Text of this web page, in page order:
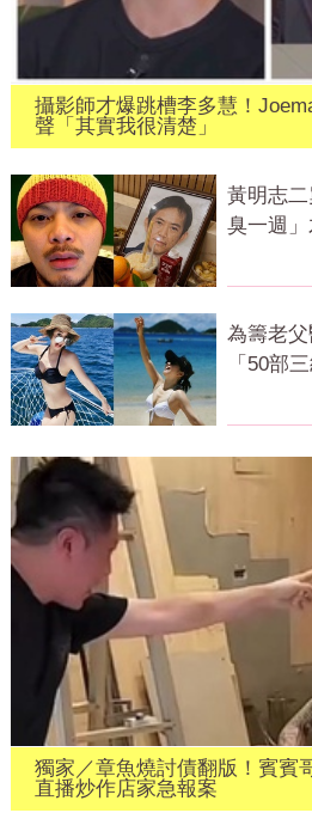
攝影師才爆跳槽李多慧！
聲「其實我很清楚」
黃明志
臭一週
為籌老
「50部
獨家／章魚燒討債翻版！賓
直播炒作店家急報案